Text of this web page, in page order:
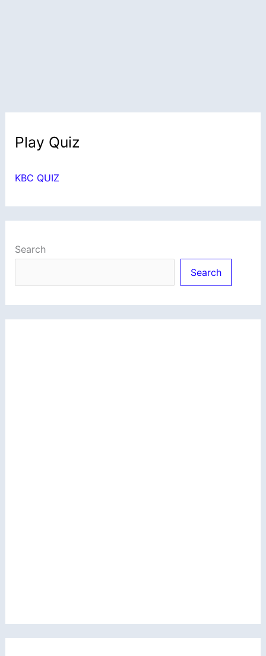
Play Quiz
KBC QUIZ
Search
Search